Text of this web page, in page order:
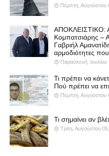
Πέμπτη, Αυγούστου
ΑΠΟΚΛΕΙΣΤΙΚΟ:
Κομπατσιάρης –
Γαβριήλ
αρμοδιότητες
Παρασκευή,
Τι πρέπει να
Πού πρέπει να
Πέμπτη, Αυγούστου
Τι σημαίνει αν
Τρίτη, Αυγούστου